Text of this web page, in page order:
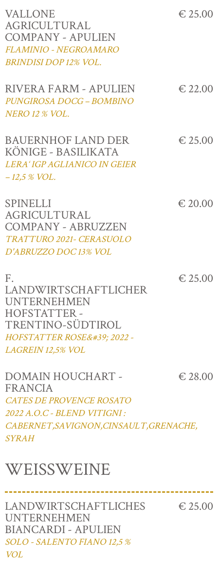
VALLONE
AGRICULTURAL
COMPANY - APULIEN
FLAMINIO - NEGROAMARO
BRINDISI DOP 12% VOL.
€ 25.00
RIVERA FARM - APULIEN
PUNGIROSA DOCG – BOMBINO
NERO 12 % VOL.
€ 22.00
BAUERNHOF LAND DER
KÖNIGE - BASILIKATA
LERA‘ IGP AGLIANICO IN GEIER
– 12,5 % VOL.
€ 25.00
SPINELLI
AGRICULTURAL
COMPANY - ABRUZZEN
TRATTURO 2021- CERASUOLO
D'ABRUZZO DOC 13% VOL
€ 20.00
F.
LANDWIRTSCHAFTLICHER
UNTERNEHMEN
HOFSTATTER -
TRENTINO-SÜDTIROL
HOFSTATTER ROSE&#39; 2022 -
LAGREIN 12,5% VOL
€ 25.00
DOMAIN HOUCHART -
FRANCIA
CATES DE PROVENCE ROSATO
2022 A.O.C - BLEND VITIGNI :
CABERNET,SAVIGNON,CINSAULT,GRENACHE,
SYRAH
€ 28.00
WEISSWEINE
LANDWIRTSCHAFTLICHES
UNTERNEHMEN
BIANCARDI - APULIEN
SOLO - SALENTO FIANO 12,5 %
VOL
€ 25.00